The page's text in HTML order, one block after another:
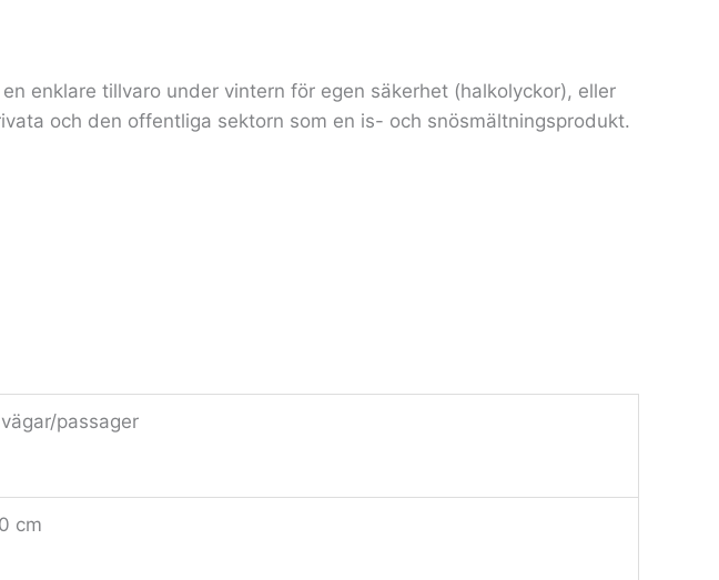
enklare tillvaro under vintern för egen säkerhet (halkolyckor), eller
och den offentliga sektorn som en is- och snösmältningsprodukt.
passager
cm